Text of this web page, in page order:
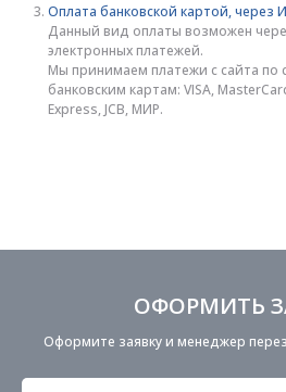
Оплата банковской картой, через
Данный вид оплаты возможен
электронных платежей.
Мы принимаем платежи с сайта
банковским картам: VISA,
Express, JCB, МИР.
ОФОРМИТЬ
Оформите заявку и менеджер